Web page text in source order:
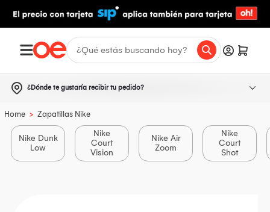
¿Dónde te gustaría recibir tu pedido?
Home > Zapatillas Nike
Nike Dunk
Low
Nike
Court
Vision
Nike Air
Zoom
Nike
Court
Shot